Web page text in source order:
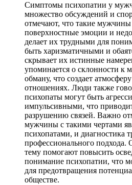
Симптомы психопатии у
множество обсуждений и
отмечают, что такие мужчины
поверхностные эмоции и
делает их трудными для
быть харизматичными и
скрывает их истинные
упоминается о склонности к
обману, что создает
отношениях. Люди также
психопаты могут быть
импульсивными, что
разрушению связей. Важно
мужчины с такими чертами
психопатами, и диагностика
профессионального подхода.
тему помогают повысить
понимание психопатии, что
для предотвращения
обществе.